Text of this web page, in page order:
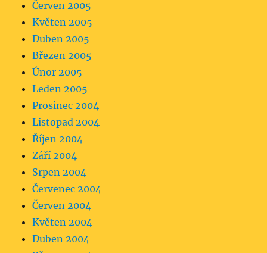
Červen 2005
Květen 2005
Duben 2005
Březen 2005
Únor 2005
Leden 2005
Prosinec 2004
Listopad 2004
Říjen 2004
Září 2004
Srpen 2004
Červenec 2004
Červen 2004
Květen 2004
Duben 2004